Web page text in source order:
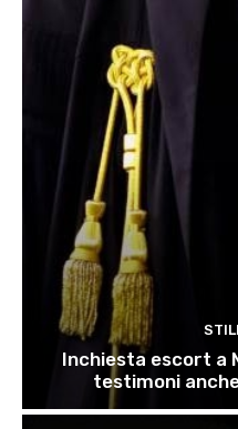
Inchiesta escort a
testimoni